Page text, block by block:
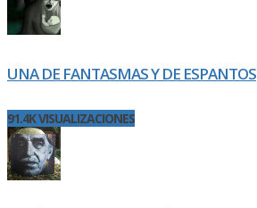
UNA DE FANTASMAS Y DE ESPANTOS
91.4K VISUALIZACIONES